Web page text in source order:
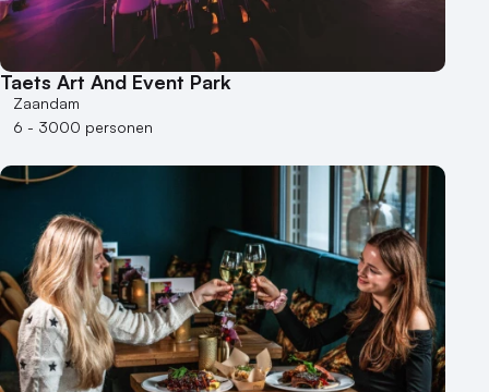
Taets Art And Event Park
Zaandam
6 - 3000 personen